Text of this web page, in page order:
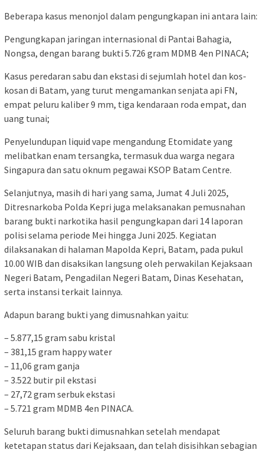
Beberapa kasus menonjol dalam pengungkapan ini antara lain:
Pengungkapan jaringan internasional di Pantai Bahagia,
Nongsa, dengan barang bukti 5.726 gram MDMB 4en PINACA;
Kasus peredaran sabu dan ekstasi di sejumlah hotel dan kos-
kosan di Batam, yang turut mengamankan senjata api FN,
empat peluru kaliber 9 mm, tiga kendaraan roda empat, dan
uang tunai;
Penyelundupan liquid vape mengandung Etomidate yang
melibatkan enam tersangka, termasuk dua warga negara
Singapura dan satu oknum pegawai KSOP Batam Centre.
Selanjutnya, masih di hari yang sama, Jumat 4 Juli 2025,
Ditresnarkoba Polda Kepri juga melaksanakan pemusnahan
barang bukti narkotika hasil pengungkapan dari 14 laporan
polisi selama periode Mei hingga Juni 2025. Kegiatan
dilaksanakan di halaman Mapolda Kepri, Batam, pada pukul
10.00 WIB dan disaksikan langsung oleh perwakilan Kejaksaan
Negeri Batam, Pengadilan Negeri Batam, Dinas Kesehatan,
serta instansi terkait lainnya.
Adapun barang bukti yang dimusnahkan yaitu:
– 5.877,15 gram sabu kristal
– 381,15 gram happy water
– 11,06 gram ganja
– 3.522 butir pil ekstasi
– 27,72 gram serbuk ekstasi
– 5.721 gram MDMB 4en PINACA.
Seluruh barang bukti dimusnahkan setelah mendapat
ketetapan status dari Kejaksaan, dan telah disisihkan sebagian